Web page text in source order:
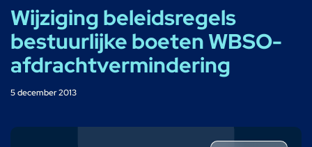
Wijziging beleidsregels
bestuurlijke boeten WBSO-
afdrachtvermindering
5 december 2013